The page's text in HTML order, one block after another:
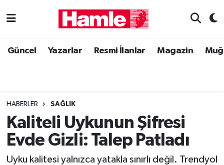
Güncel Yazarlar Resmi İlanlar Magazin
HABERLER SAĞLIK
Kaliteli Uykunun Şifresi
Evde Gizli: Talep Patladı
Uyku kalitesi yalnızca yatakla sınırlı değil. Trendyol
Güncel
Magazin
Muğla Haber
Muğla Nöbetçi Eczaneler
Muğla Trafik Yoğunluk Haritası
Süper Lig Puan Durumu ve Fikstür